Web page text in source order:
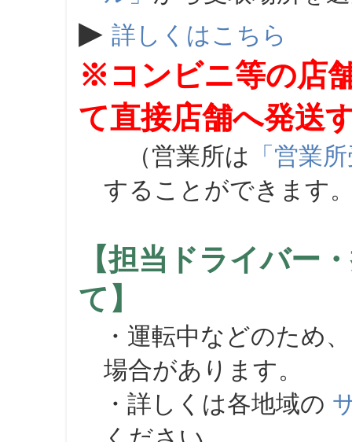
▶ 詳しくはこちら
※コンビニ等の店
て直接店舗へ発送
（営業所は 「営業
することができます
【担当ドライバー
て】
・運転中などのため
場合があります。
・詳しくは各地域の